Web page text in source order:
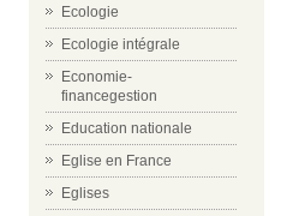
Ecologie
Ecologie intégrale
Economie-
financegestion
Education nationale
Eglise en France
Eglises